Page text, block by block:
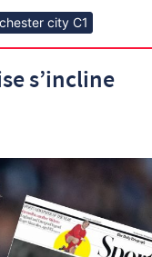
city C1
s’incline